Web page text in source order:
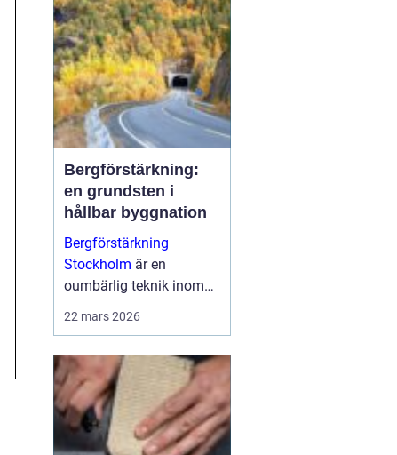
Bergförstärkning:
en grundsten i
hållbar byggnation
Bergförstärkning
Stockholm är en
oumbärlig teknik inom
22 mars 2026